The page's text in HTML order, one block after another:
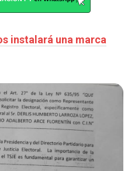
instalará una marca